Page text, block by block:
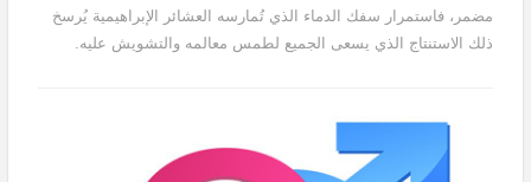
مضمر، فاستمرار سفك الدماء الذي تُمارسه العشائر الإبراهيمية يُرسخ
ذلك الاستنتاج الذي يسعى الجميع لطمس معالمه والتشويش عليه.